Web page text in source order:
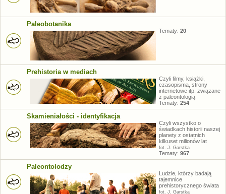
Paleobotanika
Tematy: 20
Prehistoria w mediach
Czyli filmy, książki,
czasopisma, strony
internetowe itp. związane
z paleontologią
Tematy: 254
Skamieniałości - identyfikacja
Czyli wszystko o
świadkach historii naszej
planety z ostatnich
kilkuset milionów lat
fot. J. Garstka
Tematy: 967
Paleontolodzy
Ludzie, którzy badają
tajemnice
prehistorycznego świata
fot. J. Garstka